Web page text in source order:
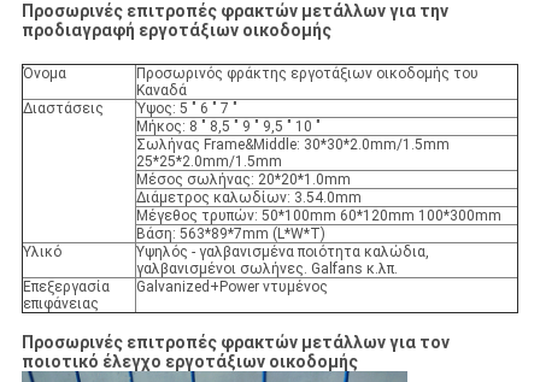
Προσωρινές επιτροπές φρακτών μετάλλων για την
προδιαγραφή εργοτάξιων οικοδομής
Όνομα
Προσωρινός φράκτης εργοτάξιων οικοδομής του
Καναδά
Διαστάσεις
Ύψος: 5 " 6 " 7 "
Μήκος: 8 " 8,5 " 9 " 9,5 " 10 "
Σωλήνας Frame&Middle: 30*30*2.0mm/1.5mm
25*25*2.0mm/1.5mm
Μέσος σωλήνας: 20*20*1.0mm
Διάμετρος καλωδίων: 3.54.0mm
Μέγεθος τρυπών: 50*100mm 60*120mm 100*300mm
Βάση: 563*89*7mm (L*W*T)
Υλικό
Υψηλός - γαλβανισμένα ποιότητα καλώδια,
γαλβανισμένοι σωλήνες. Galfans κ.λπ.
Επεξεργασία
επιφάνειας
Galvanized+Power ντυμένος
Προσωρινές επιτροπές φρακτών μετάλλων για τον
ποιοτικό έλεγχο εργοτάξιων οικοδομής